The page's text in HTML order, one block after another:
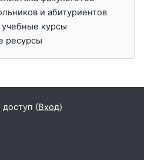
и абитуриентов
курсы
ресурсы
доступ (Вход)